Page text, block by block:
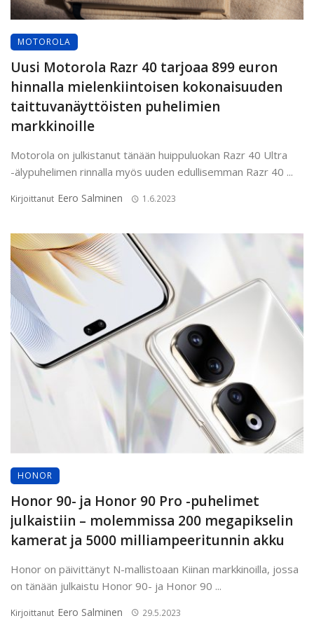
MOTOROLA
Uusi Motorola Razr 40 tarjoaa 899 euron
hinnalla mielenkiintoisen kokonaisuuden
taittuvanäyttöisten puhelimien
markkinoille
Motorola on julkistanut tänään huippuluokan Razr 40 Ultra
-älypuhelimen rinnalla myös uuden edullisemman Razr 40 ...
Kirjoittanut Eero Salminen 1.6.2023
HONOR
Honor 90- ja Honor 90 Pro -puhelimet
julkaistiin – molemmissa 200 megapikselin
kamerat ja 5000 milliampeeritunnin akku
Honor on päivittänyt N-mallistoaan Kiinan markkinoilla, jossa
on tänään julkaistu Honor 90- ja Honor 90 ...
Kirjoittanut Eero Salminen 29.5.2023